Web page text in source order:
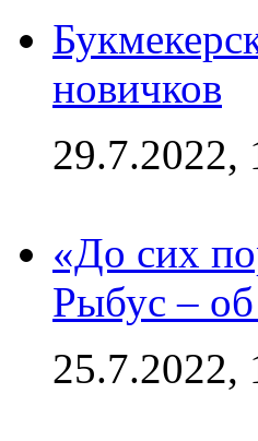
новичков
29.7.2022,
«До сих
Рыбус –
25.7.2022,